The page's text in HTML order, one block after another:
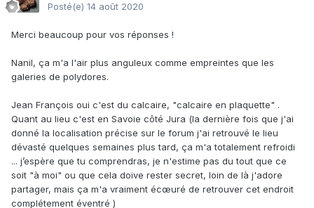
Posté(e) 14 août 2020
Merci beaucoup pour vos réponses !
Nanil, ça m'a l'air plus anguleux comme empreintes que les
galeries de polydores.
Jean François oui c'est du calcaire, "calcaire en plaquette" .
Quant au lieu c'est en Savoie côté Jura (la dernière fois que j'ai
donné la localisation précise sur le forum j'ai retrouvé le lieu
dévasté quelques semaines plus tard, ça m'a totalement refroidi
... j’espère que tu comprendras, je n'estime pas du tout que ce
soit "à moi" ou que cela doive rester secret, loin de là j'adore
partager, mais ça m'a vraiment écœuré de retrouver cet endroit
complétement éventré )